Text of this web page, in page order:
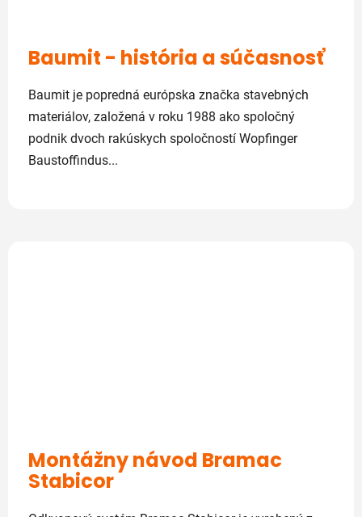
Baumit - história a súčasnosť
Baumit je popredná európska značka stavebných
materiálov, založená v roku 1988 ako spoločný
podnik dvoch rakúskych spoločností Wopfinger
Baustoffindus...
Montážny návod Bramac
Stabicor